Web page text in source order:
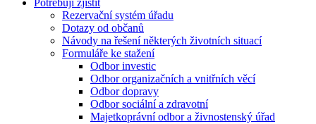
Potřebuji zjistit
Rezervační systém úřadu
Dotazy od občanů
Návody na řešení některých životních situací
Formuláře ke stažení
Odbor investic
Odbor organizačních a vnitřních věcí
Odbor dopravy
Odbor sociální a zdravotní
Majetkoprávní odbor a živnostenský úřad